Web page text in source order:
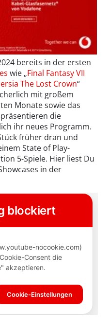
bereits in der ersten
wie „Final Fantasy VII
The Lost Crown“
mit großem
Monate sowie das
die
ihr neues Programm.
früher dran und
State of Play-
5-Spiele. Hier liest Du
in der